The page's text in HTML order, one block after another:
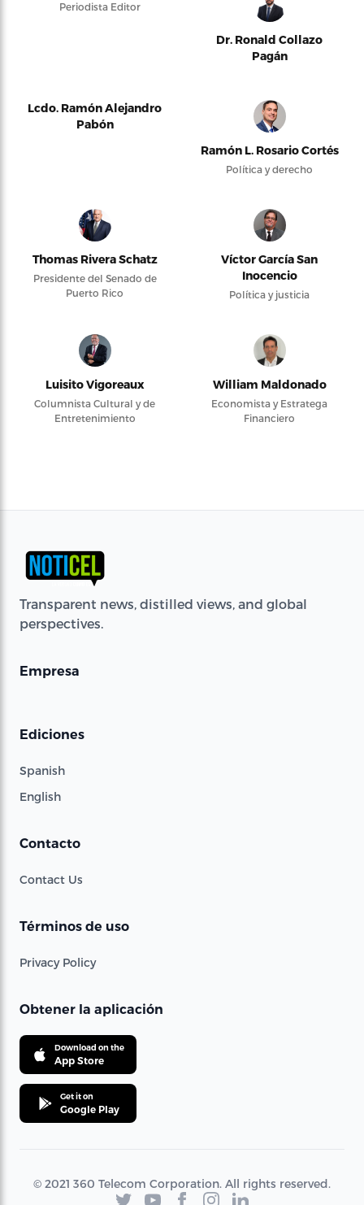
Periodista Editor
Dr. Ronald Collazo
Pagán
Lcdo. Ramón Alejandro
Pabón
Ramón L. Rosario Cortés
Política y derecho
Thomas Rivera Schatz
Presidente del Senado de
Puerto Rico
Víctor García San
Inocencio
Política y justicia
Luisito Vigoreaux
Columnista Cultural y de
Entretenimiento
William Maldonado
Economista y Estratega
Financiero
Transparent news, distilled views, and global
perspectives.
Empresa
Ediciones
Spanish
English
Contacto
Contact Us
Términos de uso
Privacy Policy
Obtener la aplicación
Download on the
App Store
Get it on
Google Play
© 2021 360 Telecom Corporation. All rights reserved.